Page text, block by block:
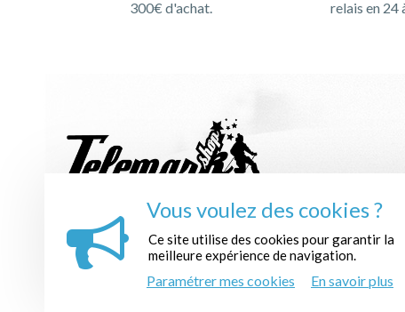
300€ d'achat.
relais en 24
INSCRIPTION À LA NEWSLETTER :
Vous voulez des cookies ?
Ce site utilise des cookies pour garantir la
meilleure expérience de navigation.
Paramétrer mes cookies En savoir plus